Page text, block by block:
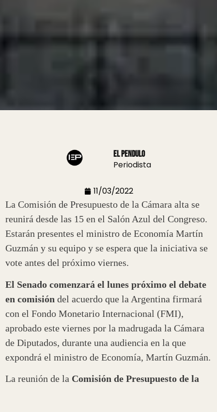
El Pendulo
Periodista
11/03/2022
La Comisión de Presupuesto de la Cámara alta se
reunirá desde las 15 en el Salón Azul del Congreso.
Estarán presentes el ministro de Economía Martín
Guzmán y su equipo y se espera que la iniciativa se
vote antes del próximo viernes.
El Senado comenzará el lunes próximo el debate
en comisión del acuerdo que la Argentina firmará
con el Fondo Monetario Internacional (FMI),
aprobado este viernes por la madrugada la Cámara
de Diputados, durante una audiencia en la que
expondrá el ministro de Economía, Martín Guzmán.
La reunión de la Comisión de Presupuesto de la